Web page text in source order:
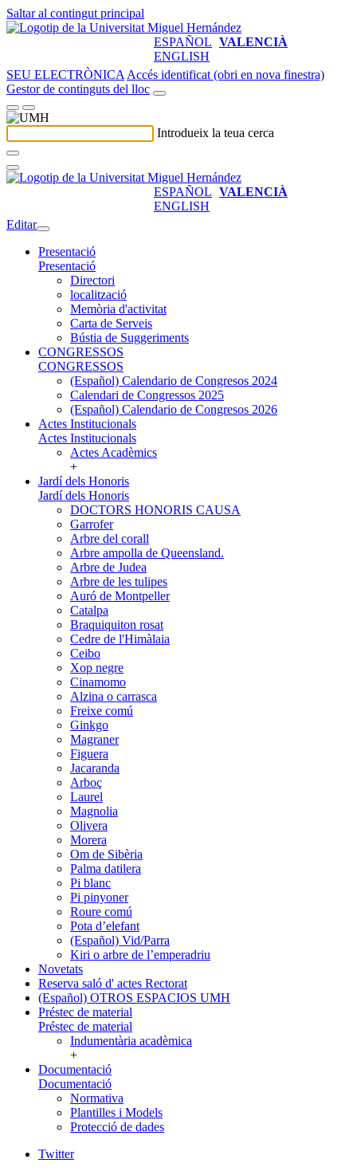
Saltar al contingut principal
ESPAÑOL VALENCIÀ
ENGLISH
SEU ELECTRÒNICA Accés identificat (obri en nova finestra)
Gestor de continguts del lloc
Introdueix la teua cerca
ESPAÑOL VALENCIÀ
ENGLISH
Editar
Presentació
Presentació
Directori
localització
Memòria d'activitat
Carta de Serveis
Bústia de Suggeriments
CONGRESSOS
CONGRESSOS
(Español) Calendario de Congresos 2024
Calendari de Congressos 2025
(Español) Calendario de Congresos 2026
Actes Institucionals
Actes Institucionals
Actes Acadèmics
+
Jardí dels Honoris
Jardí dels Honoris
DOCTORS HONORIS CAUSA
Garrofer
Arbre del corall
Arbre ampolla de Queensland.
Arbre de Judea
Arbre de les tulipes
Auró de Montpeller
Catalpa
Braquiquiton rosat
Cedre de l'Himàlaia
Ceibo
Xop negre
Cinamomo
Alzina o carrasca
Freixe comú
Ginkgo
Magraner
Figuera
Jacaranda
Arboç
Laurel
Magnolia
Olivera
Morera
Om de Sibèria
Palma datilera
Pi blanc
Pi pinyoner
Roure comú
Pota d’elefant
(Español) Vid/Parra
Kiri o arbre de l’emperadriu
Novetats
Reserva saló d' actes Rectorat
(Español) OTROS ESPACIOS UMH
Préstec de material
Préstec de material
Indumentària acadèmica
+
Documentació
Documentació
Normativa
Plantilles i Models
Protecció de dades
Twitter